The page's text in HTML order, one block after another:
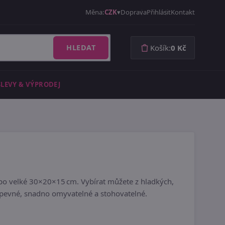
Měna:CZK DopravaPřihlásitKontakt
HLEDAT Košík:0 Kč
& VÝPRODEJ
velké 30×20×15 cm. Vybírat můžete z hladkých,
snadno omyvatelné a stohovatelné.